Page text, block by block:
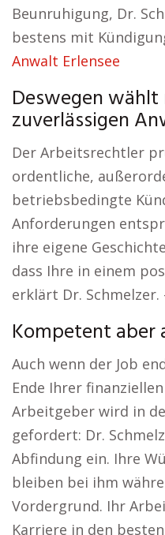
Beunruhigung, Dr.
bestens mit
Anwalt Erlensee
Deswegen
zuverlässigen
Der Arbeitsrechtler
ordentliche,
betriebsbedingte
Anforderungen
ihre eigene
dass Ihre in einem
erklärt Dr. Schmelzer.
Kompetent aber
Auch wenn der Job
Ende Ihrer
Arbeitgeber wird in
gefordert: Dr.
Abfindung ein. Ihre
bleiben bei ihm
Vordergrund. Ihr
Karriere in den